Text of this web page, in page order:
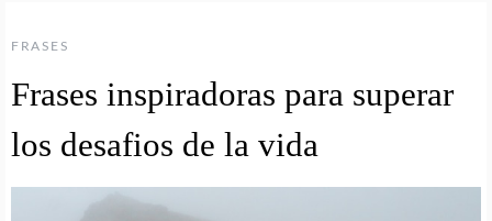
FRASES
Frases inspiradoras para superar
los desafios de la vida